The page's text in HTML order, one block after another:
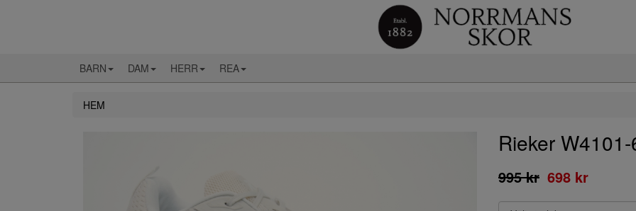
BARN DAM HERR REA
HEM
Rieker
995 kr 698 kr